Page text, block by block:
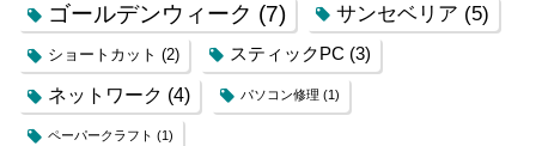
ゴールデンウィーク (7) サンセベリア (5)
ショートカット (2) スティックPC (3)
ネットワーク (4) パソコン修理 (1)
ペーパークラフト (1)